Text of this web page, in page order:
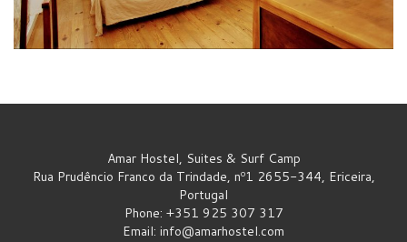
Amar Hostel, Suites & Surf Camp
Rua Prudêncio Franco da Trindade, nº1 2655-344, Ericeira,
Portugal
Phone: +351 925 307 317
Email: info@amarhostel.com